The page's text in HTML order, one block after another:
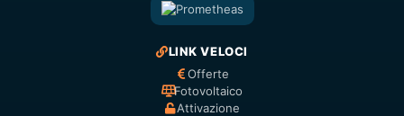
LINK VELOCI
Offerte
Fotovoltaico
Attivazione